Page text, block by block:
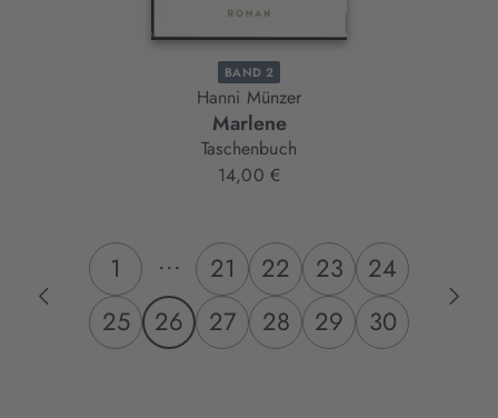
BAND 2
Hanni Münzer
Marlene
Taschenbuch
14,00 €
1 ... 21 22 23
24
25
26 27 28 29 30